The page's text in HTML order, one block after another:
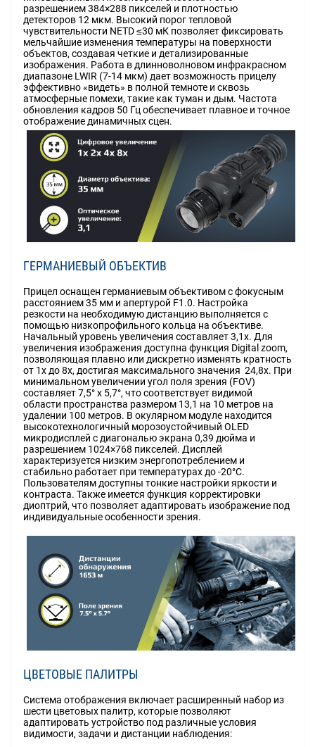
разрешением 384×288 пикселей и плотностью
детекторов 12 мкм. Высокий порог тепловой
чувствительности NETD ≤30 мК позволяет фиксировать
мельчайшие изменения температуры на поверхности
объектов, создавая четкие и детализированные
изображения. Работа в длинноволновом инфракрасном
диапазоне LWIR (7-14 мкм) дает возможность прицелу
эффективно «видеть» в полной темноте и сквозь
атмосферные помехи, такие как туман и дым. Частота
обновления кадров 50 Гц обеспечивает плавное и точное
отображение динамичных сцен.
ГЕРМАНИЕВЫЙ ОБЪЕКТИВ
Прицел оснащен германиевым объективом с фокусным
расстоянием 35 мм и апертурой F1.0. Настройка
резкости на необходимую дистанцию выполняется с
помощью низкопрофильного кольца на объективе.
Начальный уровень увеличения составляет 3,1х. Для
увеличения изображения доступна функция Digital zoom,
позволяющая плавно или дискретно изменять кратность
от 1х до 8х, достигая максимального значения 24,8х. При
минимальном увеличении угол поля зрения (FOV)
составляет 7,5° х 5,7°, что соответствует видимой
области пространства размером 13,1 на 10 метров на
удалении 100 метров. В окулярном модуле находится
высокотехнологичный морозоустойчивый OLED
микродисплей с диагональю экрана 0,39 дюйма и
разрешением 1024×768 пикселей. Дисплей
характеризуется низким энергопотреблением и
стабильно работает при температурах до -20°C.
Пользователям доступны тонкие настройки яркости и
контраста. Также имеется функция корректировки
диоптрий, что позволяет адаптировать изображение под
индивидуальные особенности зрения.
ЦВЕТОВЫЕ ПАЛИТРЫ
Система отображения включает расширенный набор из
шести цветовых палитр, которые позволяют
адаптировать устройство под различные условия
видимости, задачи и дистанции наблюдения: